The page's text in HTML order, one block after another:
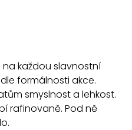
a
každou slavnostní
formálnosti akce.
smyslnost a lehkost.
rafinovaně. Pod ně